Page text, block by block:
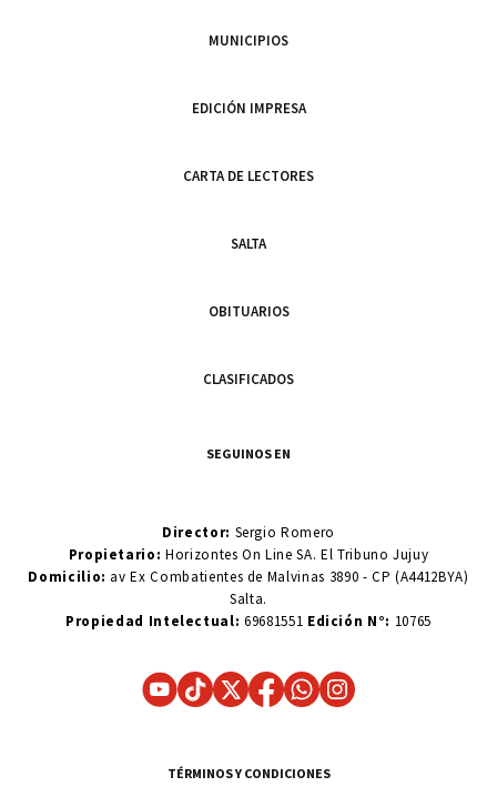
MUNICIPIOS
EDICIÓN IMPRESA
CARTA DE LECTORES
SALTA
OBITUARIOS
CLASIFICADOS
SEGUINOS EN
Director: Sergio Romero
Propietario:Horizontes On Line SA. El Tribuno Jujuy
Domicilio: av Ex Combatientes de Malvinas 3890 - CP (A4412BYA)
Salta.
Propiedad Intelectual: 69681551 Edición N°: 10765
TÉRMINOS Y CONDICIONES